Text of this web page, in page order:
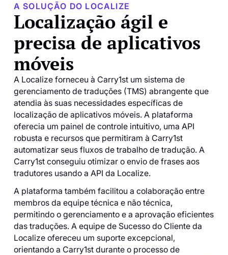
A SOLUÇÃO DO LOCALIZE
Localização ágil e
precisa de aplicativos
móveis
A Localize forneceu à Carry1st um sistema de
gerenciamento de traduções (TMS) abrangente que
atendia às suas necessidades específicas de
localização de aplicativos móveis. A plataforma
oferecia um painel de controle intuitivo, uma API
robusta e recursos que permitiram à Carry1st
automatizar seus fluxos de trabalho de tradução. A
Carry1st conseguiu otimizar o envio de frases aos
tradutores usando a API da Localize.
A plataforma também facilitou a colaboração entre
membros da equipe técnica e não técnica,
permitindo o gerenciamento e a aprovação eficientes
das traduções. A equipe de Sucesso do Cliente da
Localize ofereceu um suporte excepcional,
orientando a Carry1st durante o processo de